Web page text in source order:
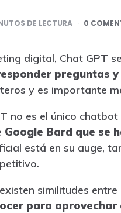
DE LECTURA 0
digital, Chat GPT
preguntas
y es importante
no es el único
Google Bard que se
está en su auge,
similitudes
para